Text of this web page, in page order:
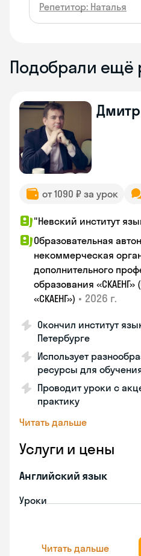
Репетитор: Наталья
Подобрали ещё
от 1090 ₽ за урок
"Невский институт
Образовательная
некоммерческая
дополнительного
образования «СКАЕНГ»
«СКАЕНГ») • 2026 г.
Окончил институт
Петербурге
Использует
ресурсы для
Проводит уроки с
практику
Читать дальше
Услуги и цены
Английский язык
Уроки
Читать дальше